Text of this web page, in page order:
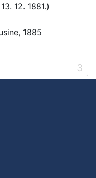
12. 1881.)
1885
3